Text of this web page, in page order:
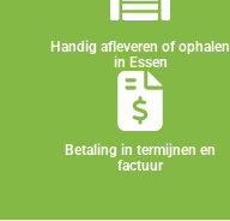
Handig afleveren of ophalen
in Essen
Betaling in termijnen en
factuur